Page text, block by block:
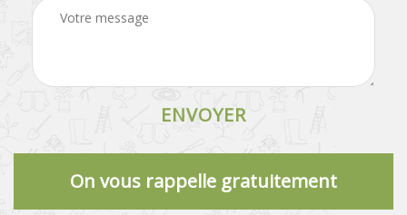
On vous rappelle gratuitement